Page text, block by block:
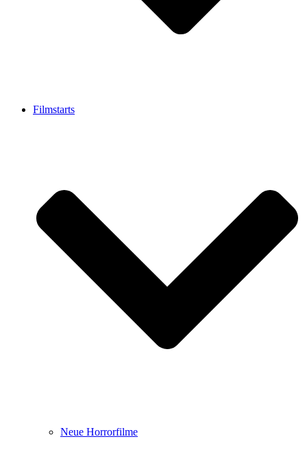
Filmstarts
Neue Horrorfilme